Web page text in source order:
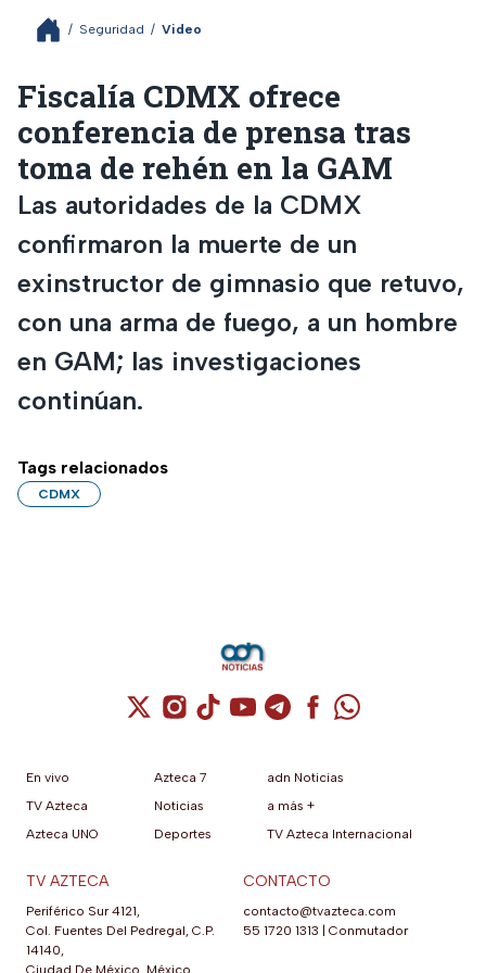
/ Seguridad / Video
Fiscalía CDMX ofrece
conferencia de prensa tras
toma de rehén en la GAM
Las autoridades de la CDMX
confirmaron la muerte de un
exinstructor de gimnasio que retuvo,
con una arma de fuego, a un hombre
en GAM; las investigaciones
continúan.
Tags relacionados
CDMX
Cuenta de X / Twitter (se abre en una
Cuenta de Instagram (se abre en una
Cuenta de TikTok (se abre en
Cuenta de YouTube (se abre
Cuenta de Telegram (se
Cuenta de
Cuenta de
En vivo
TV Azteca
Azteca UNO
Azteca 7
Noticias
Deportes
adn Noticias
a más +
TV Azteca Internacional
TV AZTECA
Periférico Sur 4121,
Col. Fuentes Del Pedregal, C.P.
14140,
Ciudad De México, México.
CONTACTO
contacto@tvazteca.com
55 1720 1313 | Conmutador